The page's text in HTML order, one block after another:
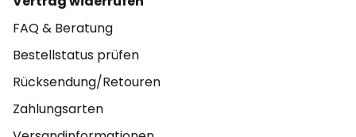
FAQ & Beratung
Bestellstatus prüfen
Rücksendung/Retouren
Zahlungsarten